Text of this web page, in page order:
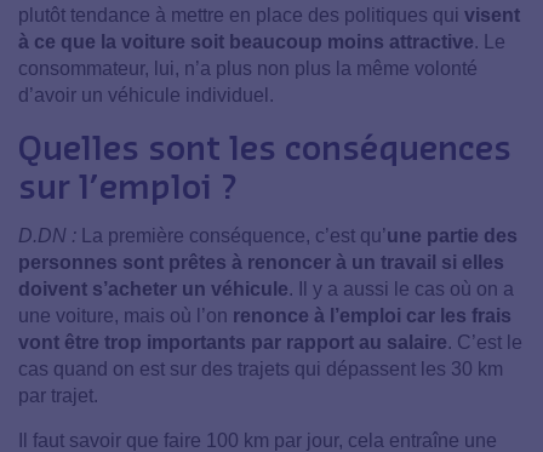
plutôt tendance à mettre en place des politiques qui visent
à ce que la voiture soit beaucoup moins attractive. Le
consommateur, lui, n’a plus non plus la même volonté
d’avoir un véhicule individuel.
Quelles sont les conséquences
sur l’emploi ?
D.DN : La première conséquence, c’est qu’une partie des
personnes sont prêtes à renoncer à un travail si elles
doivent s’acheter un véhicule. Il y a aussi le cas où on a
une voiture, mais où l’on renonce à l’emploi car les frais
vont être trop importants par rapport au salaire. C’est le
cas quand on est sur des trajets qui dépassent les 30 km
par trajet.
Il faut savoir que faire 100 km par jour, cela entraîne une